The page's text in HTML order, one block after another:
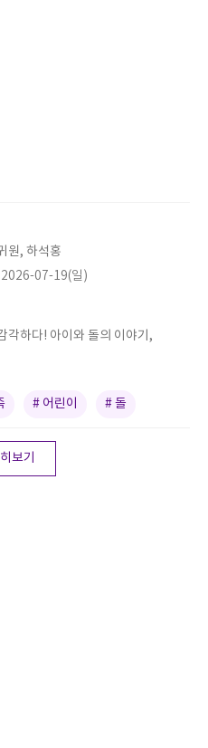
원, 하석홍
07-19(일)
각하다! 아이와 돌의 이야기,
# 어린이 # 돌
보기